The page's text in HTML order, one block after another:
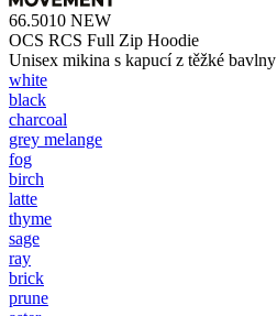
66.5010 NEW
OCS RCS Full Zip Hoodie
Unisex mikina s kapucí z těžké bavlny
white
black
charcoal
grey melange
fog
birch
latte
thyme
sage
ray
brick
prune